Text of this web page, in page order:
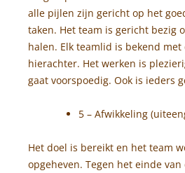
alle pijlen zijn gericht op het
taken. Het team is gericht bezig
halen. Elk teamlid is bekend
hierachter. Het werken is
gaat voorspoedig. Ook is ieders
5 – Afwikkeling
Het doel is bereikt en het team
opgeheven. Tegen het einde